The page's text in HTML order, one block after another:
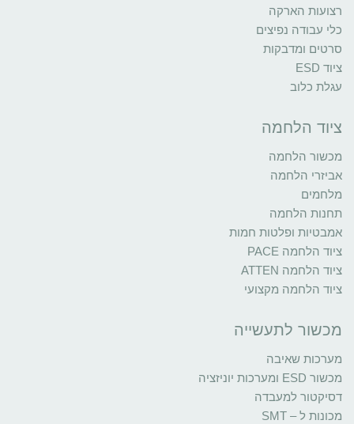
רצועות הארקה
כלי עבודה נפיצים
סרטים ומדבקות
ציוד ESD
עגלת כלוב
ציוד הלחמה
מכשור הלחמה
אביזרי הלחמה
מלחמים
תחנות הלחמה
אמבטיות ופלטות חמות
ציוד הלחמה PACE
ציוד הלחמה ATTEN
ציוד הלחמה מקצועי
מכשור לתעשייה
מערכות שאיבה
מכשור ESD ומערכות יוניזציה
דסיקטור למעבדה
מכונות ל – SMT